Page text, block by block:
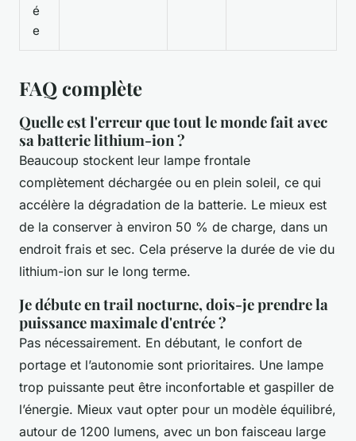
é
e
FAQ complète
Quelle est l'erreur que tout le monde fait avec
sa batterie lithium-ion ?
Beaucoup stockent leur lampe frontale
complètement déchargée ou en plein soleil, ce qui
accélère la dégradation de la batterie. Le mieux est
de la conserver à environ 50 % de charge, dans un
endroit frais et sec. Cela préserve la durée de vie du
lithium-ion sur le long terme.
Je débute en trail nocturne, dois-je prendre la
puissance maximale d'entrée ?
Pas nécessairement. En débutant, le confort de
portage et l’autonomie sont prioritaires. Une lampe
trop puissante peut être inconfortable et gaspiller de
l’énergie. Mieux vaut opter pour un modèle équilibré,
autour de 1200 lumens, avec un bon faisceau large